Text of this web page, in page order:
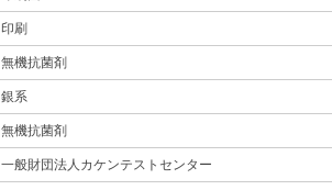
印刷
無機抗菌剤
銀系
無機抗菌剤
一般財団法人カケンテストセンター